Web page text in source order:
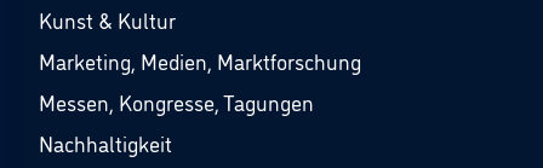
Kunst & Kultur
Marketing, Medien, Marktforschung
Messen, Kongresse, Tagungen
Nachhaltigkeit